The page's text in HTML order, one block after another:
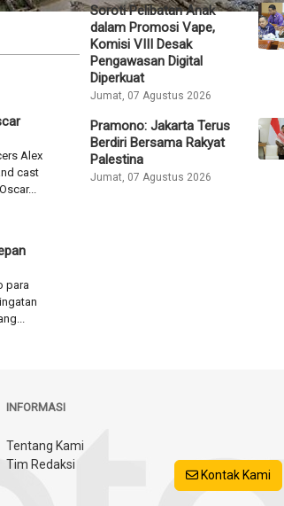
Alex
cast
para
Soroti Pelibatan Anak
dalam Promosi Vape,
Komisi VIII Desak
Pengawasan Digital
Diperkuat
Jumat, 07 Agustus 2026
Pramono: Jakarta Terus
Berdiri Bersama Rakyat
Palestina
Jumat, 07 Agustus 2026
INFORMASI
Tentang Kami
Tim Redaksi
Kontak Kami